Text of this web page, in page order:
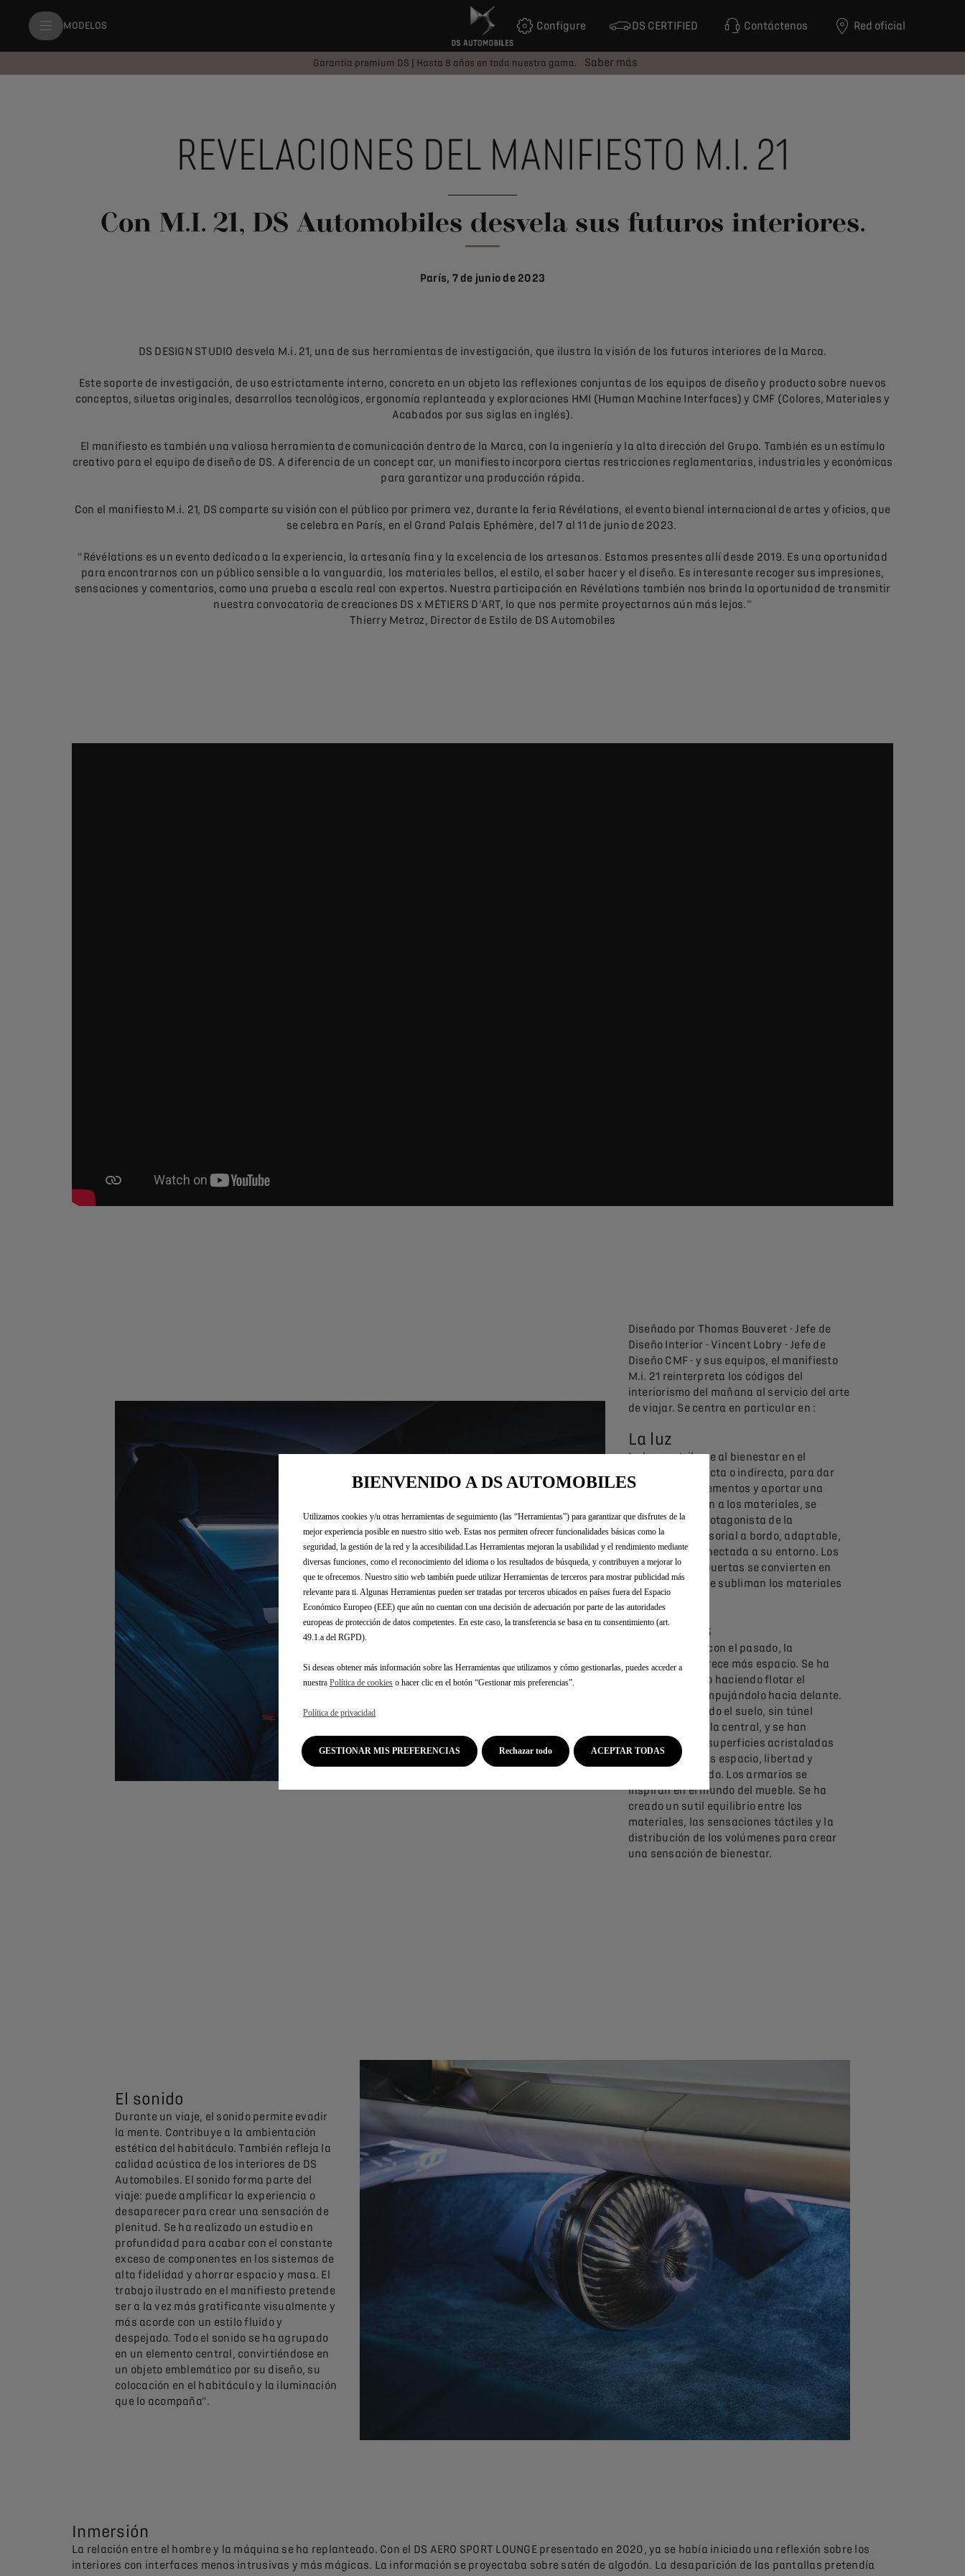
MODELOS Configure DS CERTIFIED Contáctenos Red oficial
Garantía premium DS | Hasta 8 años en toda nuestra gama. Saber más
REVELACIONES DEL MANIFIESTO M.I. 21
Con M.I. 21, DS Automobiles desvela sus futuros interiores.
París, 7 de junio de 2023
DS DESIGN STUDIO desvela M.i. 21, una de sus herramientas de investigación, que ilustra la visión de los futuros interiores de la Marca.
Este soporte de investigación, de uso estrictamente interno, concreta en un objeto las reflexiones conjuntas de los equipos de diseño y producto sobre nuevos
conceptos, siluetas originales, desarrollos tecnológicos, ergonomía replanteada y exploraciones HMI (Human Machine Interfaces) y CMF (Colores, Materiales y
Acabados por sus siglas en inglés).
El manifiesto es también una valiosa herramienta de comunicación dentro de la Marca, con la ingeniería y la alta dirección del Grupo. También es un estímulo
creativo para el equipo de diseño de DS. A diferencia de un concept car, un manifiesto incorpora ciertas restricciones reglamentarias, industriales y económicas
para garantizar una producción rápida.
Con el manifiesto M.i. 21, DS comparte su visión con el público por primera vez, durante la feria Révélations, el evento bienal internacional de artes y oficios, que
se celebra en París, en el Grand Palais Ephémère, del 7 al 11 de junio de 2023.
"Révélations es un evento dedicado a la experiencia, la artesanía fina y la excelencia de los artesanos. Estamos presentes allí desde 2019. Es una oportunidad
para encontrarnos con un público sensible a la vanguardia, los materiales bellos, el estilo, el saber hacer y el diseño. Es interesante recoger sus impresiones,
sensaciones y comentarios, como una prueba a escala real con expertos. Nuestra participación en Révélations también nos brinda la oportunidad de transmitir
nuestra convocatoria de creaciones DS x MÉTIERS D'ART, lo que nos permite proyectarnos aún más lejos."
Thierry Metroz, Director de Estilo de DS Automobiles
Diseñado por Thomas Bouveret - Jefe de
Diseño Interior - Vincent Lobry - Jefe de
Diseño CMF - y sus equipos, el manifiesto
M.i. 21 reinterpreta los códigos del
interiorismo del mañana al servicio del arte
de viajar. Se centra en particular en :
La luz
La luz contribuye al bienestar en el
habitáculo. Directa o indirecta, para dar
ligereza a los elementos y aportar una
nueva dimensión a los materiales, se
convertirá en protagonista de la
experiencia sensorial a bordo, adaptable,
inteligente y conectada a su entorno. Los
círculos de las puertas se convierten en
anillos de luz que subliman los materiales
que muestran.
Volúmenes
En una ruptura con el pasado, la
arquitectura ofrece más espacio. Se ha
liberado espacio haciendo flotar el
salpicadero y empujándolo hacia delante.
Se ha replanteado el suelo, sin túnel
central ni consola central, y se han
aumentado las superficies acristaladas
para ofrecer más espacio, libertad y
serenidad a bordo. Los armarios se
inspiran en el mundo del mueble. Se ha
creado un sutil equilibrio entre los
materiales, las sensaciones táctiles y la
distribución de los volúmenes para crear
una sensación de bienestar.
El sonido
Durante un viaje, el sonido permite evadir
la mente. Contribuye a la ambientación
estética del habitáculo. También refleja la
calidad acústica de los interiores de DS
Automobiles. El sonido forma parte del
viaje: puede amplificar la experiencia o
desaparecer para crear una sensación de
plenitud. Se ha realizado un estudio en
profundidad para acabar con el constante
exceso de componentes en los sistemas de
alta fidelidad y ahorrar espacio y masa. El
trabajo ilustrado en el manifiesto pretende
ser a la vez más gratificante visualmente y
más acorde con un estilo fluido y
despejado. Todo el sonido se ha agrupado
en un elemento central, convirtiéndose en
un objeto emblemático por su diseño, su
colocación en el habitáculo y la iluminación
que lo acompaña".
Inmersión
La relación entre el hombre y la máquina se ha replanteado. Con el DS AERO SPORT LOUNGE presentado en 2020, ya se había iniciado una reflexión sobre los
interiores con interfaces menos intrusivas y más mágicas. La información se proyectaba sobre satén de algodón. La desaparición de las pantallas pretendía
BIENVENIDO A DS AUTOMOBILES
Utilizamos cookies y/u otras herramientas de seguimiento (las “Herramientas”) para garantizar que disfrutes de la
mejor experiencia posible en nuestro sitio web. Estas nos permiten ofrecer funcionalidades básicas como la
seguridad, la gestión de la red y la accesibilidad.Las Herramientas mejoran la usabilidad y el rendimiento mediante
diversas funciones, como el reconocimiento del idioma o los resultados de búsqueda, y contribuyen a mejorar lo
que te ofrecemos. Nuestro sitio web también puede utilizar Herramientas de terceros para mostrar publicidad más
relevante para ti. Algunas Herramientas pueden ser tratadas por terceros ubicados en países fuera del Espacio
Económico Europeo (EEE) que aún no cuentan con una decisión de adecuación por parte de las autoridades
europeas de protección de datos competentes. En este caso, la transferencia se basa en tu consentimiento (art.
49.1.a del RGPD).
Si deseas obtener más información sobre las Herramientas que utilizamos y cómo gestionarlas, puedes acceder a
nuestra Política de cookies o hacer clic en el botón “Gestionar mis preferencias”.
Política de privacidad
GESTIONAR MIS PREFERENCIAS ACEPTAR TODAS
Rechazar todo